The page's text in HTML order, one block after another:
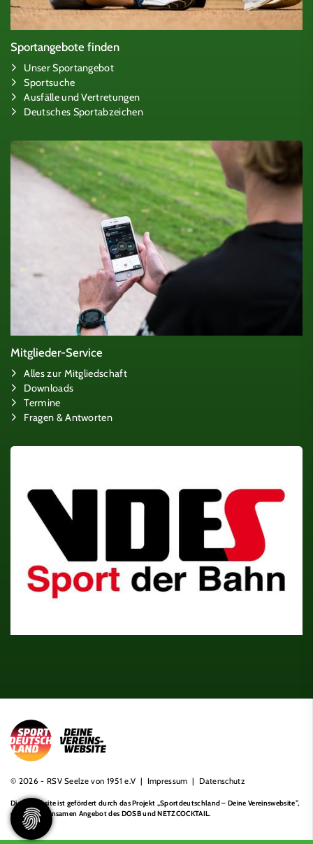
Sportangebote finden
Unser Sportangebot
Sportsuche
Ausfälle und Vertretungen
Deutsches Sportabzeichen
Mitglieder-Service
Alles zur Mitgliedschaft
Downloads
Termine
Fragen & Antworten
© 2026 - RSV Seelze von 1951 e.V | Impressum | Datenschutz
Diese Website ist gefördert durch das Projekt „Sportdeutschland – Deine Vereinswebsite”,
einem gemeinsamen Angebot des DOSB und NETZCOCKTAIL.